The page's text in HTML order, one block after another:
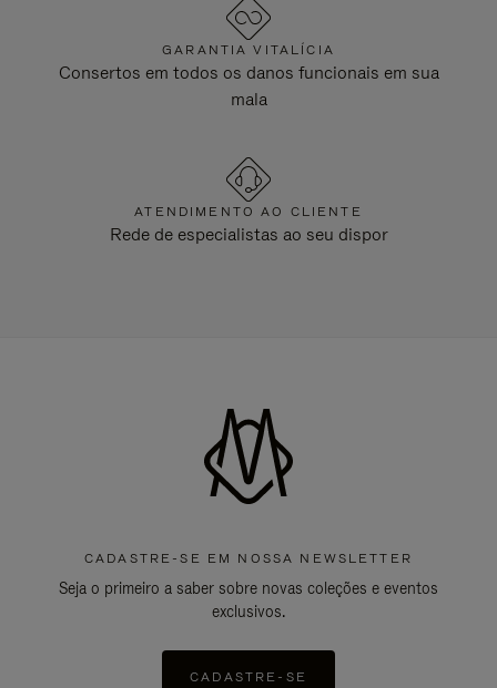
GARANTIA VITALÍCIA
Consertos em todos os danos funcionais em sua
mala
ATENDIMENTO AO CLIENTE
Rede de especialistas ao seu dispor
CADASTRE-SE EM NOSSA NEWSLETTER
Seja o primeiro a saber sobre novas coleções e eventos
exclusivos.
CADASTRE-SE